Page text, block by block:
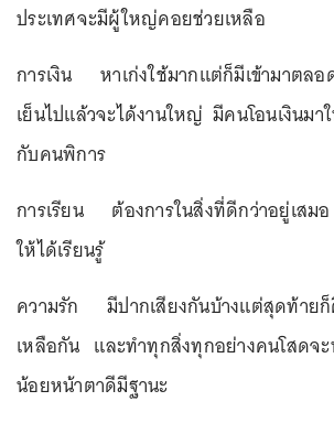
ประเทศจะมีผู้ใหญ่คอยช่วยเหลือ
การเงิน หาเก่งใช้มากแต่ก็มีเข้ามาตลอ
เย็นไปแล้วจะได้งานใหญ่ มีคนโอนเงินม
กับคนพิการ
การเรียน ต้องการในสิ่งที่ดีกว่าอยู่เสม
ให้ได้เรียนรู้
ความรัก มีปากเสียงกันบ้างแต่สุดท้าย
เหลือกัน และทำทุกสิ่งทุกอย่างคนโสดจ
น้อยหน้าตาดีมีฐานะ